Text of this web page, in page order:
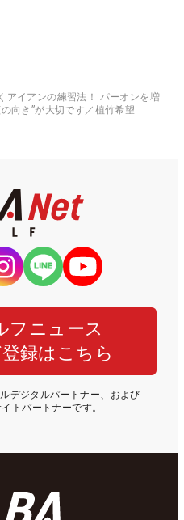
アイアンの練習法！ パーオンを増
向き”が大切です／植竹希望
フニュース
録はこちら
デジタルパートナー、および
トパートナーです。